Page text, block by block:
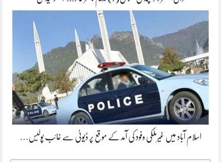
اسلام آباد میں غیرملکی وفود کی آمد کے موقع پر ڈیوٹی سے غائب پولیس…